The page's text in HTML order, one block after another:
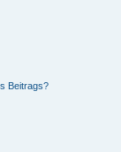
Beitrags?